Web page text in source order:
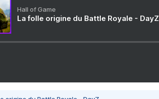
Hall of Game
La folle origine du Battle Royale - DayZ